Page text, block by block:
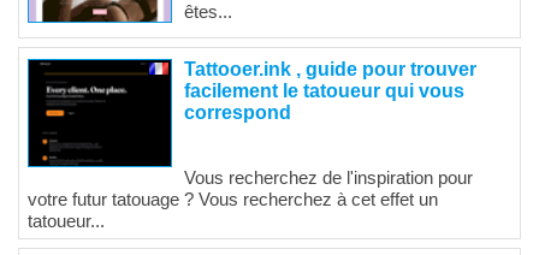
êtes...
Tattooer.ink , guide pour trouver
facilement le tatoueur qui vous
correspond
Vous recherchez de l'inspiration pour
votre futur tatouage ? Vous recherchez à cet effet un
tatoueur...